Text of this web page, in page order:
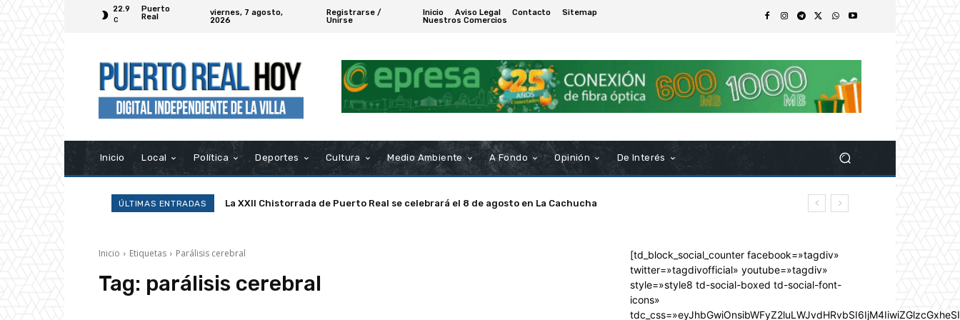
22.9
C
Puerto
Real
viernes, 7 agosto,
2026
Registrarse /
Unirse
Inicio Aviso Legal Contacto
Sitemap
Nuestros Comercios
Inicio Local Política Deportes Cultura Medio Ambiente A Fondo Opinión De Interés
ÚLTIMAS ENTRADAS La XXII Chistorrada de Puerto Real se celebrará el 8 de agosto en La Cachucha
Inicio Etiquetas Parálisis cerebral
Tag: parálisis cerebral
[td_block_social_counter facebook=»tagdiv»
twitter=»tagdivofficial» youtube=»tagdiv»
style=»style8 td-social-boxed td-social-font-
icons»